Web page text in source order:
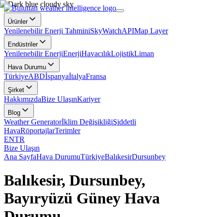
Ürünler
Yenilenebilir Enerji TahminiSkyWatchAPIMap Layer
Endüstriler
Yenilenebilir EnerjiEnerjiHavacılıkLojistikLiman
Hava Durumu
TürkiyeABDİspanyaİtalyaFransa
Şirket
HakkımızdaBize UlaşınKariyer
Blog
Weather Generatorİklim DeğişikliğiŞiddetli
HavaRöportajlarTerimler
ENTR
Bize Ulaşın
Ana SayfaHava DurumuTürkiyeBalıkesirDursunbey
Balıkesir, Dursunbey,
Bayıryüzü Güney Hava